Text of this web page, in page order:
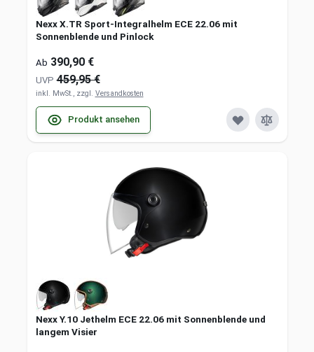
Nexx X.TR Sport-Integralhelm ECE 22.06 mit
Sonnenblende und Pinlock
Ab 390,90 €
UVP 459,95 €
inkl. MwSt., zzgl. Versandkosten
Produkt ansehen
Nexx Y.10 Jethelm ECE 22.06 mit Sonnenblende und
langem Visier